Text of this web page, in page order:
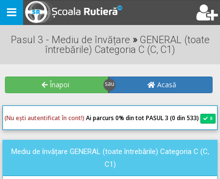
Toggle
navigation
Pasul 3 - Mediu de învățare »GENERAL (toate
întrebările) Categoria C (C, C1)
Înapoi Acasă
(Nu ești autentificat în cont!) Ai parcurs 0% din tot PASUL 3 (0 din 533) 0
Mediu de învățare GENERAL (toate întrebările) Categoria C (C,
C1)